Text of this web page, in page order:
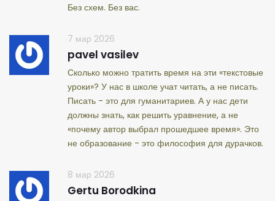
Без схем. Без вас.
7 мар 2026
pavel vasilev
Сколько можно тратить время на эти «текстовые
уроки»? У нас в школе учат читать, а не писать.
Писать - это для гуманитариев. А у нас дети
должны знать, как решить уравнение, а не
«почему автор выбрал прошедшее время». Это
не образование - это философия для дурачков.
8 мар 2026
Gertu Borodkina